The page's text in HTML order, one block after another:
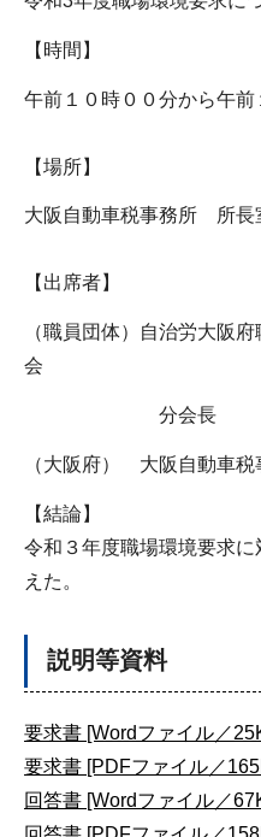
【時間】
午前１０時００分から午
【場所】
大阪自動車税事務所 所長
【出席者】
（職員団体）自治労大阪
会
分会長
（大阪府） 大阪自動車
【結論】
令和３年度職場環境要求
えた。
説明等資料
要求書 [Wordファイル／
要求書 [PDFファイル／
回答書 [Wordファイル／